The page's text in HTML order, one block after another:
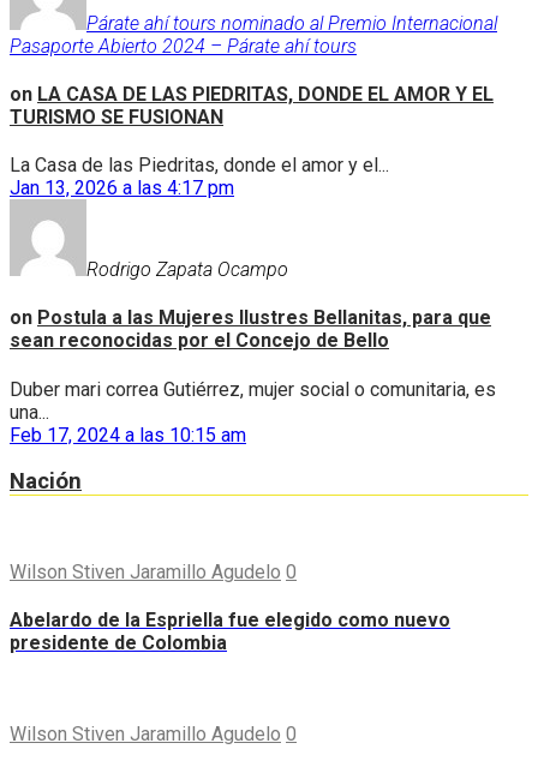
Párate ahí tours nominado al Premio Internacional
Pasaporte Abierto 2024 – Párate ahí tours
on LA CASA DE LAS PIEDRITAS, DONDE EL AMOR Y EL
TURISMO SE FUSIONAN
La Casa de las Piedritas, donde el amor y el...
Jan 13, 2026 a las 4:17 pm
Rodrigo Zapata Ocampo
on Postula a las Mujeres Ilustres Bellanitas, para que
sean reconocidas por el Concejo de Bello
Duber mari correa Gutiérrez, mujer social o comunitaria, es
una...
Feb 17, 2024 a las 10:15 am
Nación
Wilson Stiven Jaramillo Agudelo 0
Abelardo de la Espriella fue elegido como nuevo
presidente de Colombia
Wilson Stiven Jaramillo Agudelo 0